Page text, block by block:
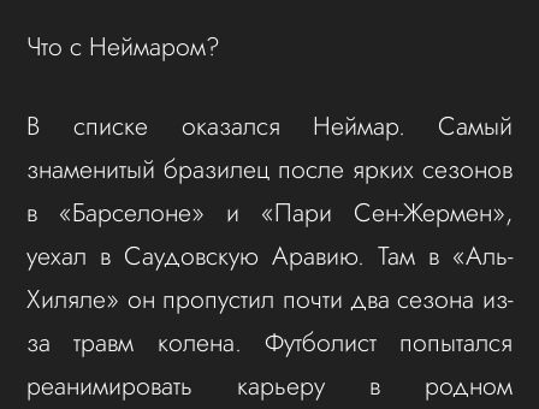
Что с Неймаром?
В списке оказался Неймар. Самый
знаменитый бразилец после ярких сезонов
в «Барселоне» и «Пари Сен-Жермен»,
уехал в Саудовскую Аравию. Там в «Аль-
Хиляле» он пропустил почти два сезона из-
за травм колена. Футболист попытался
реанимировать карьеру в родном